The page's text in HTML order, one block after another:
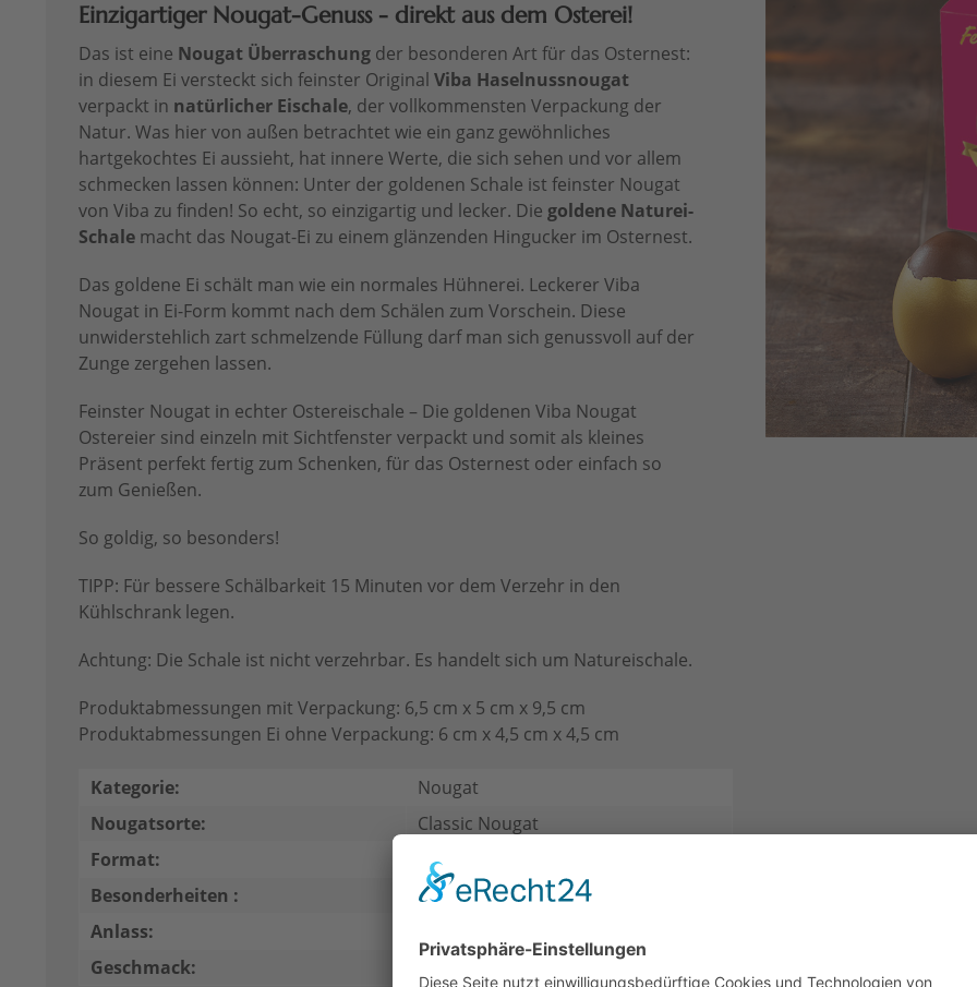
Einzigartiger Nougat-Genuss - direkt aus dem Osterei!
Das ist eine Nougat Überraschung der besonderen Art für das Osternest:
in diesem Ei versteckt sich feinster Original Viba Haselnussnougat
verpackt in natürlicher Eischale, der vollkommensten Verpackung der
Natur. Was hier von außen betrachtet wie ein ganz gewöhnliches
hartgekochtes Ei aussieht, hat innere Werte, die sich sehen und vor allem
schmecken lassen können: Unter der goldenen Schale ist feinster Nougat
von Viba zu finden! So echt, so einzigartig und lecker. Die goldene Naturei-
Schale macht das Nougat-Ei zu einem glänzenden Hingucker im Osternest.
Das goldene Ei schält man wie ein normales Hühnerei. Leckerer Viba
Nougat in Ei-Form kommt nach dem Schälen zum Vorschein. Diese
unwiderstehlich zart schmelzende Füllung darf man sich genussvoll auf der
Zunge zergehen lassen.
Feinster Nougat in echter Ostereischale – Die goldenen Viba Nougat
Ostereier sind einzeln mit Sichtfenster verpackt und somit als kleines
Präsent perfekt fertig zum Schenken, für das Osternest oder einfach so
zum Genießen.
So goldig, so besonders!
TIPP: Für bessere Schälbarkeit 15 Minuten vor dem Verzehr in den
Kühlschrank legen.
Achtung: Die Schale ist nicht verzehrbar. Es handelt sich um Natureischale.
Produktabmessungen mit Verpackung: 6,5 cm x 5 cm x 9,5 cm
Produktabmessungen Ei ohne Verpackung: 6 cm x 4,5 cm x 4,5 cm
Kategorie:
Nougat
Nougatsorte:
Classic Nougat
Format:
Eier
Besonderheiten :
ohne Alkohol
Anlass:
Geschmack: